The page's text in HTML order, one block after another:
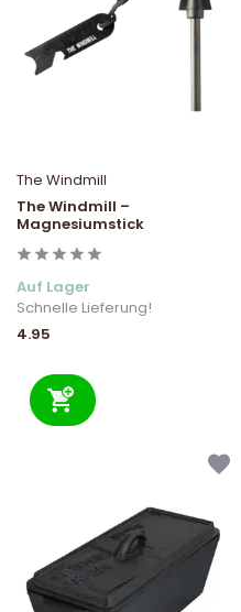
The Windmill
The Windmill –
Magnesiumstick
Auf Lager
Schnelle Lieferung!
4.95